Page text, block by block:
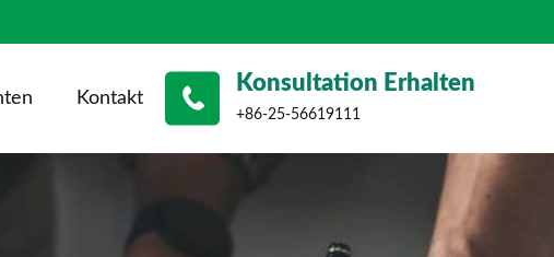
Kontakt
Konsultation Erhalten
+86-25-56619111